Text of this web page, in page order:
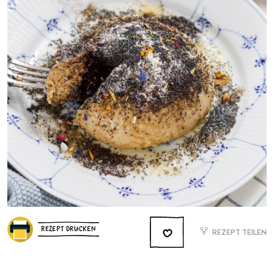
REZEPT DRUCKEN REZEPT TEILEN